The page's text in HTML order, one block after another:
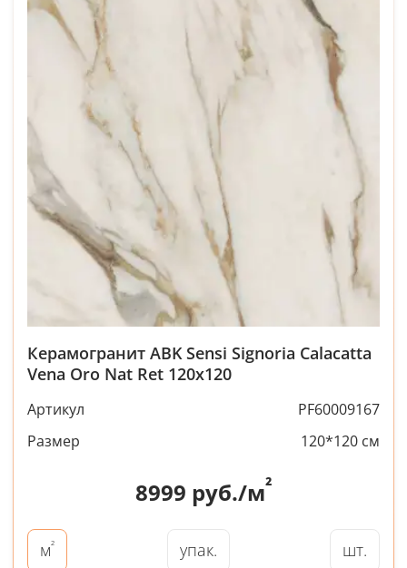
Керамогранит ABK Sensi Signoria Calacatta
Vena Oro Nat Ret 120x120
Артикул
PF60009167
Размер
120*120 см
8999 руб./м²
м² упак. шт.